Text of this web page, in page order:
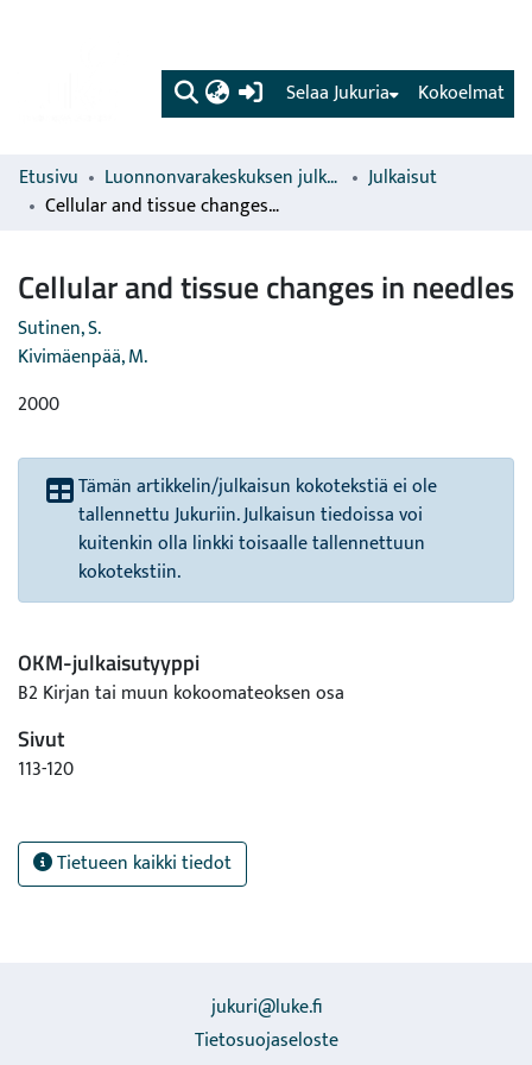
(current) Kokoelmat
Selaa Jukuria
Etusivu Luonnonvarakeskuksen julkaisut
Julkaisut
Cellular and tissue changes in needles
Cellular and tissue changes in needles
Sutinen, S.
Kivimäenpää, M.
2000
Tämän artikkelin/julkaisun kokotekstiä ei ole
tallennettu Jukuriin. Julkaisun tiedoissa voi
kuitenkin olla linkki toisaalle tallennettuun
kokotekstiin.
OKM-julkaisutyyppi
B2 Kirjan tai muun kokoomateoksen osa
Sivut
113-120
Tietueen kaikki tiedot
jukuri@luke.fi
Tietosuojaseloste